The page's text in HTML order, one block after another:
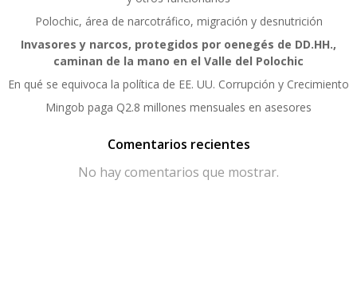
Polochic, área de narcotráfico, migración y desnutrición
Invasores y narcos, protegidos por oenegés de DD.HH.,
caminan de la mano en el Valle del Polochic
En qué se equivoca la política de EE. UU. Corrupción y Crecimiento
Mingob paga Q2.8 millones mensuales en asesores
Comentarios recientes
No hay comentarios que mostrar.